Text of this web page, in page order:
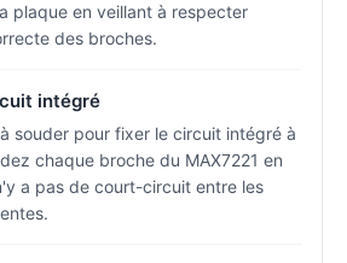
plaque en veillant à respecter
des broches.
intégré
souder pour fixer le circuit intégré à
chaque broche du MAX7221 en
a pas de court-circuit entre les